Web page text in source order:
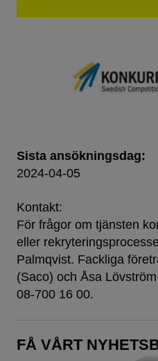
Sista ansökningsdag:
2024-04-05
Kontakt:
För frågor om tjänsten
eller
Palmqvist. Fackliga
(Saco) och Åsa
08-700 16 00.
FÅ VÅRT